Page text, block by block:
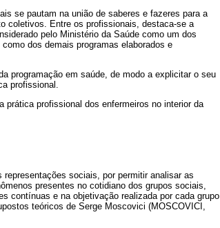
se pautam na união de saberes e fazeres para a
coletivos. Entre os profissionais, destaca-se a
pelo Ministério da Saúde como um dos
dos demais programas elaborados e
programação em saúde, de modo a explicitar o seu
profissional.
prática profissional dos enfermeiros no interior da
sociais, por permitir analisar as
presentes no cotidiano dos grupos sociais,
contínuas e na objetivação realizada por cada grupo
teóricos de Serge Moscovici (MOSCOVICI,